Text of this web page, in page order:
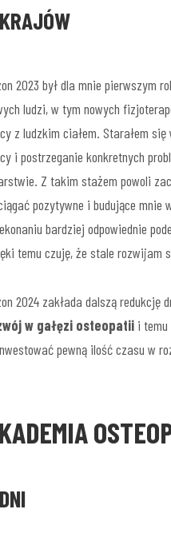
2023 był dla mnie pierwszym
ludzi, w tym nowych
z ludzkim ciałem. Starałem
i postrzeganie konkretnych
Z takim stażem powoli
pozytywne i budujące mnie
bardziej odpowiednie
temu czuję, że stale rozwijam
2024 zakłada dalszą
w gałęzi osteopatii i
pewną ilość czasu w